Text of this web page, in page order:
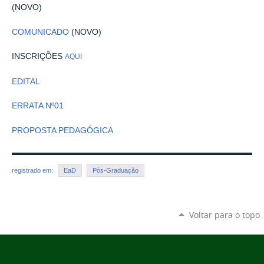
(NOVO)
COMUNICADO (NOVO)
INSCRIÇÕES AQU
EDITAL
ERRATA Nº01
PROPOSTA PEDAGÓGICA
registrado em: EaD Pós-Graduação
Voltar para o topo